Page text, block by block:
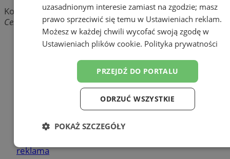
Kominki
Centralna, 43-180 Orzesze
Dodaj firmę
Pozostałe firmy w kategorii
Tworzenie stron www - Orzesze
reklama
reklama
uzasadnionym interesie zamiast na zgodzie; masz
prawo sprzeciwić się temu w Ustawieniach reklam.
Możesz w każdej chwili wycofać swoją zgodę w
Ustawieniach plików cookie. Polityka prywatności
PRZEJDŹ DO PORTALU
ODRZUĆ WSZYSTKIE
POKAŻ SZCZEGÓŁY
Niezbędne Wydajność Targetowanie